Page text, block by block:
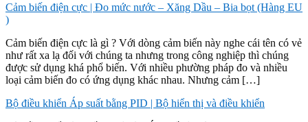
Cảm biến điện cực | Đo mức nước – Xăng Dầu – Bia bọt (Hàng EU
)
Cảm biến điện cực là gì ? Với dòng cảm biến này nghe cái tên có vẻ
như rất xa lạ đối với chúng ta nhưng trong công nghiệp thì chúng
được sử dụng khá phổ biến. Với nhiều phường pháp đo và nhiều
loại cảm biến đo có ứng dụng khác nhau. Nhưng cảm […]
Bộ điều khiển Áp suất bằng PID | Bộ hiển thị và điều khiển